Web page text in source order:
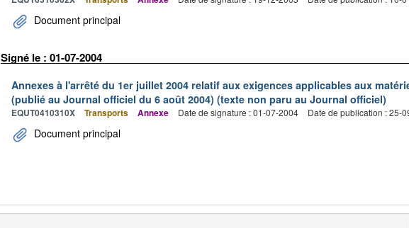
Document principal
Signé le : 01-07-2004
Annexes à l'arrêté du 1er juillet 2004 relatif aux exigences applicables aux
(publié au Journal officiel du 6 août 2004) (texte non paru au Journal officiel)
EQUT0410310X Transports Annexe Date de signature : 01-07-2004 Date de publication : 25-
Document principal